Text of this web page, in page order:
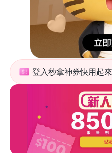
登入秒拿神券快用起來